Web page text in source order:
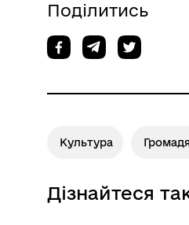
Поділитись
Культура
Дізнайтеся